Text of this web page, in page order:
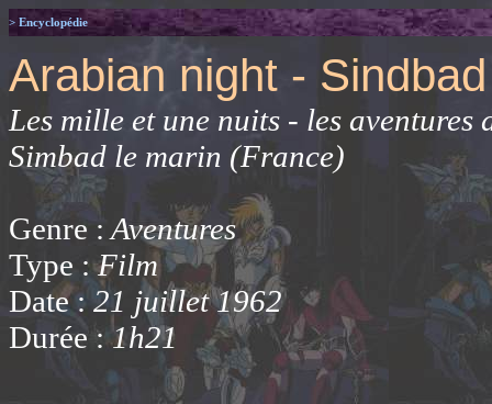
> Encyclopédie
Arabian night -
Les mille et une nuits - les
Simbad le marin (France)
Genre : Aventures
Type :Film
Date :21 juillet 1962
Durée :1h21